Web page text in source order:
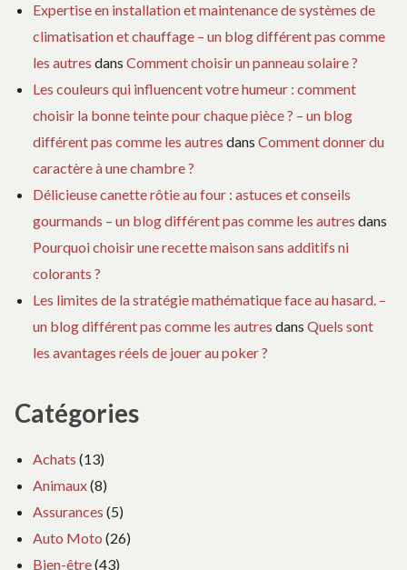
Expertise en installation et maintenance de systèmes de
climatisation et chauffage – un blog différent pas comme
les autres dans Comment choisir un panneau solaire ?
Les couleurs qui influencent votre humeur : comment
choisir la bonne teinte pour chaque pièce ? – un blog
différent pas comme les autres dans Comment donner du
caractère à une chambre ?
Délicieuse canette rôtie au four : astuces et conseils
gourmands – un blog différent pas comme les autres dans
Pourquoi choisir une recette maison sans additifs ni
colorants ?
Les limites de la stratégie mathématique face au hasard. –
un blog différent pas comme les autres dans Quels sont
les avantages réels de jouer au poker ?
Catégories
Achats (13)
Animaux(8)
Assurances (5)
Auto Moto (26)
Bien-être(43)